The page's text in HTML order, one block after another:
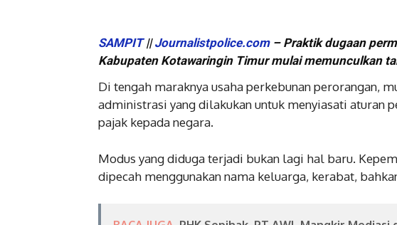
SAMPIT||Journalistpolice.com– Praktik dugaan
Kabupaten Kotawaringin Timur mulai memunculkan
Di tengah maraknya usaha perkebunan perorangan,
administrasi yang dilakukan untuk menyiasati aturan
pajak kepada negara.
Modus yang diduga terjadi bukan lagi hal baru.
dipecah menggunakan nama keluarga, kerabat,